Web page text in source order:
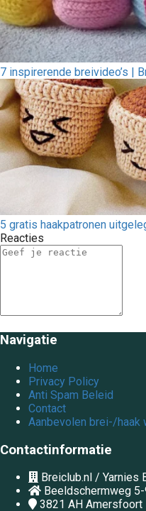
7 inspirerende breivideo’s |
5 gratis haakpatronen
Reacties
Navigatie
Home
Privacy Policy
Anti Spam Beleid
Contact
Aanbevolen brei-/haak
Contactinformatie
Breiclub.nl / Yarnies
Beeldschermweg
3821 AH Amersfoort